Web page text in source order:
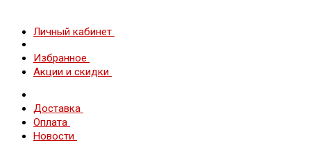
Личный кабинет
Избранное
Акции и скидки
Доставка
Оплата
Новости